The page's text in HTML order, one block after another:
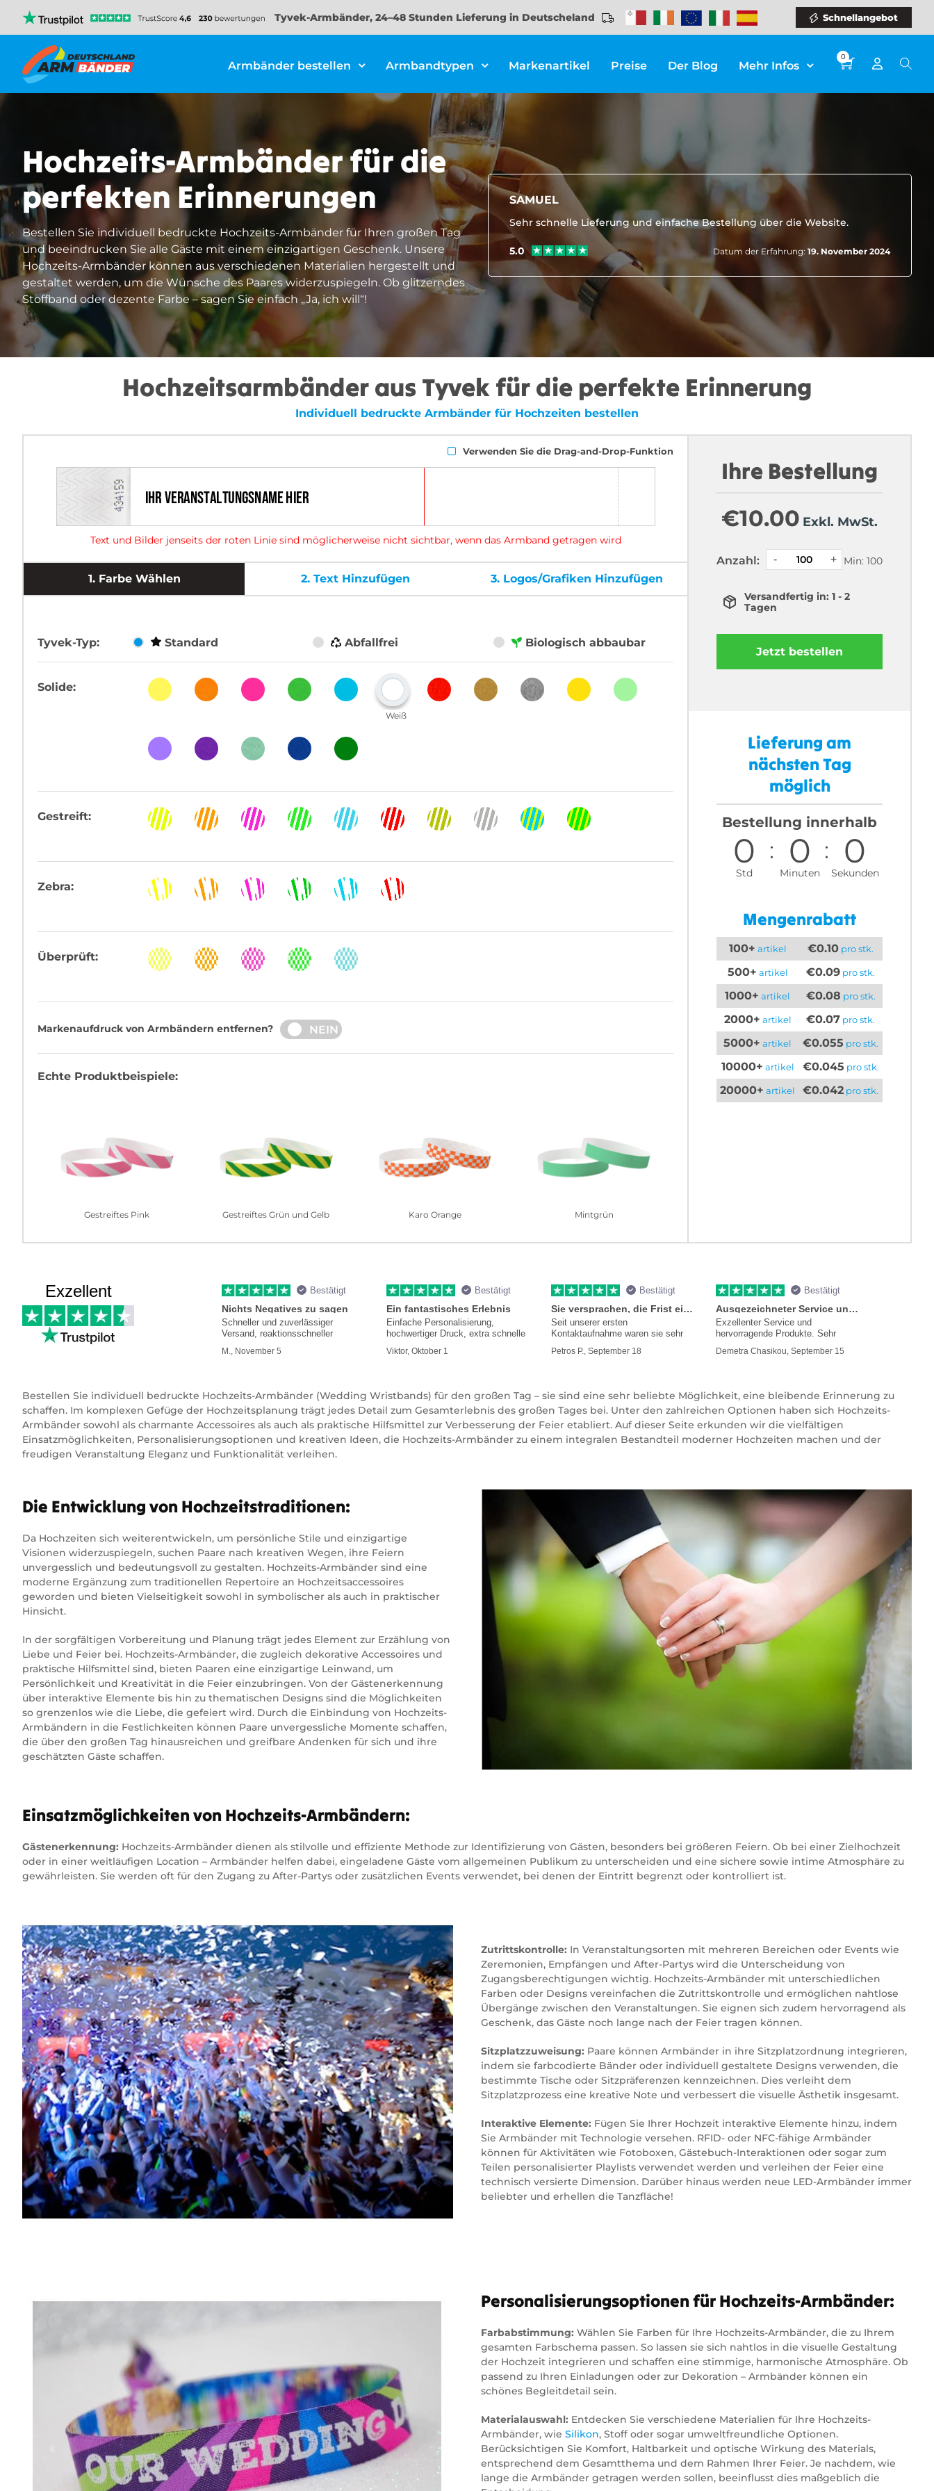
Tyvek-Armbänder, 24–48 Stunden Lieferung in Deutscheland Schnellangebot
Armbänder bestellen Armbandtypen Markenartikel Preise Der Blog Mehr Infos
0
Hochzeits-Armbänder für die
perfekten Erinnerungen
Bestellen Sie individuell bedruckte Hochzeits-Armbänder für Ihren großen Tag
und beeindrucken Sie alle Gäste mit einem einzigartigen Geschenk. Unsere
Hochzeits-Armbänder können aus verschiedenen Materialien hergestellt und
gestaltet werden, um die Wünsche des Paares widerzuspiegeln. Ob glitzerndes
Stoffband oder dezente Farbe – sagen Sie einfach „Ja, ich will“!
SAMUEL
Sehr schnelle Lieferung und einfache Bestellung über die Website.
5.0 Datum der Erfahrung: 19. November 2024
Hochzeitsarmbänder aus Tyvek für die perfekte Erinnerung
Individuell bedruckte Armbänder für Hochzeiten bestellen
Verwenden Sie die Drag-and-Drop-Funktion
Text und Bilder jenseits der roten Linie sind möglicherweise nicht sichtbar, wenn das Armband getragen wird
1. Farbe Wählen 2. Text Hinzufügen 3. Logos/Grafiken Hinzufügen
Tyvek-Typ: Standard Abfallfrei Biologisch abbaubar
Solide:
Weiß
Gestreift:
Zebra:
Überprüft:
Markenaufdruck von Armbändern entfernen?
JA NEIN
Echte Produktbeispiele:
Gestreiftes Pink Gestreiftes Grün und Gelb Karo Orange Mintgrün
Ihre Bestellung
€10.00 Exkl. MwSt.
Anzahl: Min: 100
Versandfertig in: 1 - 2
Tagen
Jetzt bestellen
Lieferung am
nächsten Tag
möglich
Bestellung innerhalb
0
Std
0
Minuten
0
Sekunden
Mengenrabatt
100+ artikel €0.10 pro stk.
500+ artikel €0.09 pro stk.
1000+ artikel €0.08 pro stk.
2000+ artikel €0.07 pro stk.
5000+ artikel €0.055 pro stk.
10000+ artikel €0.045 pro stk.
20000+ artikel €0.042 pro stk.
Exzellent Bestätigt
Nichts Negatives zu sagen
Schneller und zuverlässiger
Versand, reaktionsschneller
M., November 5
Bestätigt
Ein fantastisches Erlebnis
Einfache Personalisierung,
hochwertiger Druck, extra schnelle
Viktor, Oktober 1
Bestätigt
Sie versprachen, die Frist einzuhalten
Seit unserer ersten
Kontaktaufnahme waren sie sehr
Petros P., September 18
Bestätigt
Ausgezeichneter Service und Produkte
Exzellenter Service und
hervorragende Produkte. Sehr
Demetra Chasikou, September 15
Bestellen Sie individuell bedruckte Hochzeits-Armbänder (Wedding Wristbands) für den großen Tag – sie sind eine sehr beliebte Möglichkeit, eine bleibende Erinnerung zu
schaffen. Im komplexen Gefüge der Hochzeitsplanung trägt jedes Detail zum Gesamterlebnis des großen Tages bei. Unter den zahlreichen Optionen haben sich Hochzeits-
Armbänder sowohl als charmante Accessoires als auch als praktische Hilfsmittel zur Verbesserung der Feier etabliert. Auf dieser Seite erkunden wir die vielfältigen
Einsatzmöglichkeiten, Personalisierungsoptionen und kreativen Ideen, die Hochzeits-Armbänder zu einem integralen Bestandteil moderner Hochzeiten machen und der
freudigen Veranstaltung Eleganz und Funktionalität verleihen.
Die Entwicklung von Hochzeitstraditionen:
Da Hochzeiten sich weiterentwickeln, um persönliche Stile und einzigartige
Visionen widerzuspiegeln, suchen Paare nach kreativen Wegen, ihre Feiern
unvergesslich und bedeutungsvoll zu gestalten. Hochzeits-Armbänder sind eine
moderne Ergänzung zum traditionellen Repertoire an Hochzeitsaccessoires
geworden und bieten Vielseitigkeit sowohl in symbolischer als auch in praktischer
Hinsicht.
In der sorgfältigen Vorbereitung und Planung trägt jedes Element zur Erzählung von
Liebe und Feier bei. Hochzeits-Armbänder, die zugleich dekorative Accessoires und
praktische Hilfsmittel sind, bieten Paaren eine einzigartige Leinwand, um
Persönlichkeit und Kreativität in die Feier einzubringen. Von der Gästenerkennung
über interaktive Elemente bis hin zu thematischen Designs sind die Möglichkeiten
so grenzenlos wie die Liebe, die gefeiert wird. Durch die Einbindung von Hochzeits-
Armbändern in die Festlichkeiten können Paare unvergessliche Momente schaffen,
die über den großen Tag hinausreichen und greifbare Andenken für sich und ihre
geschätzten Gäste schaffen.
Einsatzmöglichkeiten von Hochzeits-Armbändern:
Gästenerkennung: Hochzeits-Armbänder dienen als stilvolle und effiziente Methode zur Identifizierung von Gästen, besonders bei größeren Feiern. Ob bei einer Zielhochzeit
oder in einer weitläufigen Location – Armbänder helfen dabei, eingeladene Gäste vom allgemeinen Publikum zu unterscheiden und eine sichere sowie intime Atmosphäre zu
gewährleisten. Sie werden oft für den Zugang zu After-Partys oder zusätzlichen Events verwendet, bei denen der Eintritt begrenzt oder kontrolliert ist.
Zutrittskontrolle: In Veranstaltungsorten mit mehreren Bereichen oder Events wie
Zeremonien, Empfängen und After-Partys wird die Unterscheidung von
Zugangsberechtigungen wichtig. Hochzeits-Armbänder mit unterschiedlichen
Farben oder Designs vereinfachen die Zutrittskontrolle und ermöglichen nahtlose
Übergänge zwischen den Veranstaltungen. Sie eignen sich zudem hervorragend als
Geschenk, das Gäste noch lange nach der Feier tragen können.
Sitzplatzzuweisung: Paare können Armbänder in ihre Sitzplatzordnung integrieren,
indem sie farbcodierte Bänder oder individuell gestaltete Designs verwenden, die
bestimmte Tische oder Sitzpräferenzen kennzeichnen. Dies verleiht dem
Sitzplatzprozess eine kreative Note und verbessert die visuelle Ästhetik insgesamt.
Interaktive Elemente: Fügen Sie Ihrer Hochzeit interaktive Elemente hinzu, indem
Sie Armbänder mit Technologie versehen. RFID- oder NFC-fähige Armbänder
können für Aktivitäten wie Fotoboxen, Gästebuch-Interaktionen oder sogar zum
Teilen personalisierter Playlists verwendet werden und verleihen der Feier eine
technisch versierte Dimension. Darüber hinaus werden neue LED-Armbänder immer
beliebter und erhellen die Tanzfläche!
Personalisierungsoptionen für Hochzeits-Armbänder:
Farbabstimmung: Wählen Sie Farben für Ihre Hochzeits-Armbänder, die zu Ihrem
gesamten Farbschema passen. So lassen sie sich nahtlos in die visuelle Gestaltung
der Hochzeit integrieren und schaffen eine stimmige, harmonische Atmosphäre. Ob
passend zu Ihren Einladungen oder zur Dekoration – Armbänder können ein
schönes Begleitdetail sein.
Materialauswahl: Entdecken Sie verschiedene Materialien für Ihre Hochzeits-
Armbänder, wie Silikon, Stoff oder sogar umweltfreundliche Optionen.
Berücksichtigen Sie Komfort, Haltbarkeit und optische Wirkung des Materials,
entsprechend dem Gesamtthema und dem Rahmen Ihrer Feier. Je nachdem, wie
lange die Armbänder getragen werden sollen, beeinflusst dies maßgeblich die